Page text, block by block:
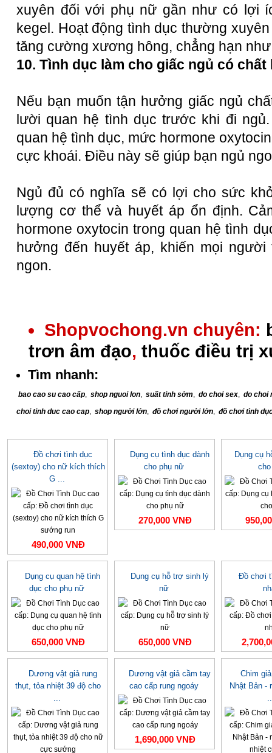
xuyên đối với phụ nữ gần như có lợi
kegel. Hoạt động tình dục thường
tăng cường xương hông, chẳng hạn
10. Tình dục làm cho giấc ngủ có
Nếu bạn muốn tận hưởng giấc ngủ
lười quan hệ tình dục trước khi đi
quan hệ tình dục, mức hormone
cực khoái. Điều này sẽ giúp bạn ngủ
Ngủ đủ có nghĩa sẽ có lợi cho sức
lượng cơ thể và huyết áp ổn định.
hormone oxytocin trong quan hệ tình
hưởng đến huyết áp, khiến mọi
ngon.
Shopvochong.vn chuyên:
trơn âm đạo, thuốc điều trị
Tìm nhanh:
bao cao su cao cấp, shop nguoi lon, suất tinh sớm, do choi sex, do choi
choi tinh duc cao cap, shop người lớn, đồ chơi người lớn, đồ chơi tình
Đồ chơi tình dục
(sextoy) cho nữ kích thích
G ...
490,000 VNĐ
Dụng cụ tình dục dành
cho phụ nữ
270,000 VNĐ
Dụng cụ
Dụng cụ quan hệ tình
dục cho phụ nữ
650,000 VNĐ
Dụng cụ hỗ trợ sinh lý
nữ
650,000 VNĐ
Đồ chơi
Dương vật giả rung
thụt, tỏa nhiệt 39 độ cho
...
Dương vật giả cầm tay
cao cấp rung ngoáy
1,690,000 VNĐ
Chim
Nhật Bản -